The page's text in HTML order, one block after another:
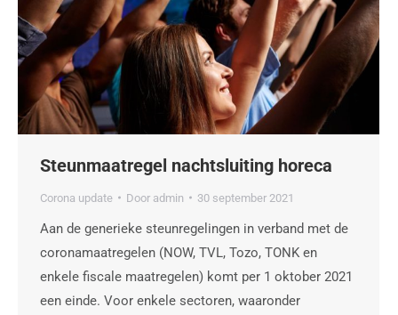
Steunmaatregel nachtsluiting horeca
Corona update Door admin 30 september 2021
Aan de generieke steunregelingen in verband met de
coronamaatregelen (NOW, TVL, Tozo, TONK en
enkele fiscale maatregelen) komt per 1 oktober 2021
een einde. Voor enkele sectoren, waaronder